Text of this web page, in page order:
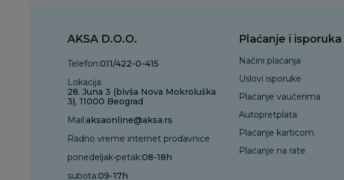
AKSA D.O.O.
Telefon:011/422-0-415
Lokacija:
28. Juna 3 (bivša Nova Mokroluška
3), 11000 Beograd
Mail:aksaonline@aksa.rs
Radno vreme internet prodavnice
ponedeljak-petak:08-18h
subota:09-17h
Plaćanje i isporuka
Načini plaćanja
Uslovi isporuke
Plaćanje vaučerima
Autopretplata
Plaćanje karticom
Plaćanje na rate